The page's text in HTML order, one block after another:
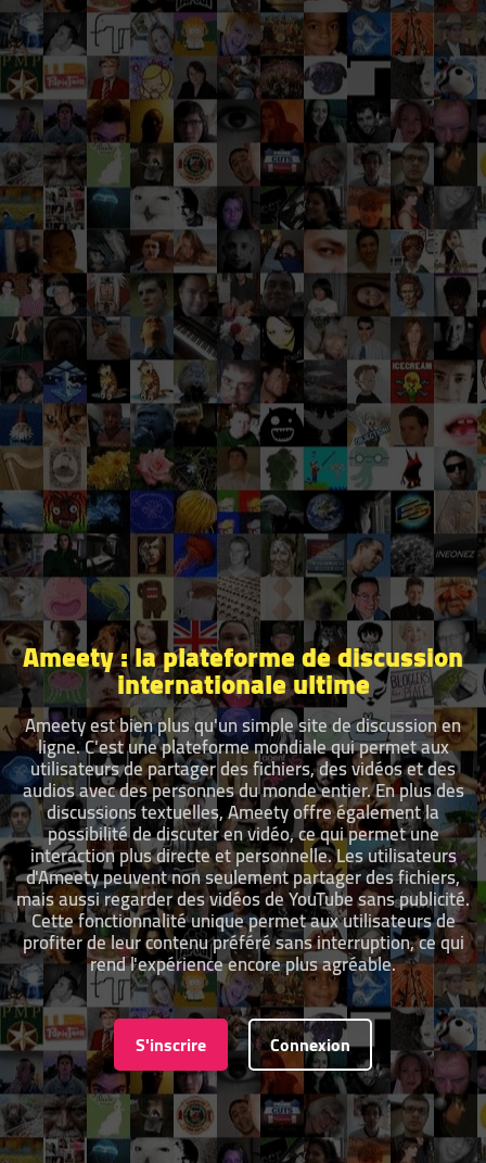
Ameety : la plateforme de discussion
internationale ultime
Ameety est bien plus qu'un simple site de discussion en
ligne. C'est une plateforme mondiale qui permet aux
utilisateurs de partager des fichiers, des vidéos et des
audios avec des personnes du monde entier. En plus des
discussions textuelles, Ameety offre également la
possibilité de discuter en vidéo, ce qui permet une
interaction plus directe et personnelle. Les utilisateurs
d'Ameety peuvent non seulement partager des fichiers,
mais aussi regarder des vidéos de YouTube sans publicité.
Cette fonctionnalité unique permet aux utilisateurs de
profiter de leur contenu préféré sans interruption, ce qui
rend l'expérience encore plus agréable.
S'inscrire Connexion